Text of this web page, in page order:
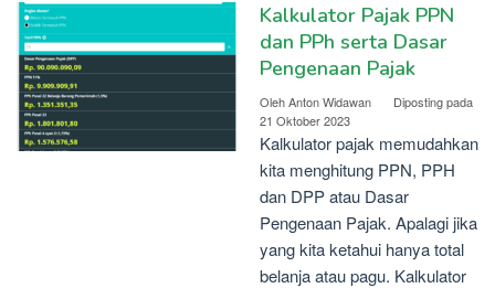
Kalkulator Pajak PPN
dan PPh serta Dasar
Pengenaan Pajak
OlehAnton Widawan
Diposting pada
21 Oktober 2023
Kalkulator pajak memudahkan
kita menghitung PPN, PPH
dan DPP atau Dasar
Pengenaan Pajak. Apalagi jika
yang kita ketahui hanya total
belanja atau pagu. Kalkulator